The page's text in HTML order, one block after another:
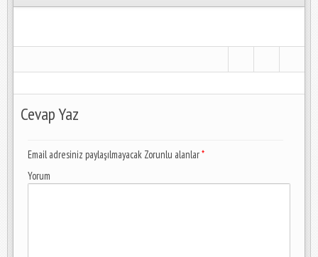
Cevap Yaz
Email adresiniz paylaşılmayacak Zorunlu alanlar*
Yorum